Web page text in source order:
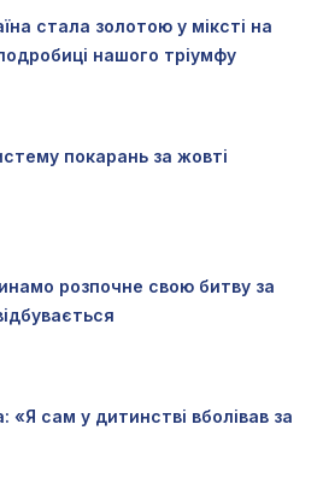
стала золотою у міксті на
нашого тріумфу
покарань за жовті
розпочне свою битву за
«Я сам у дитинстві вболівав за